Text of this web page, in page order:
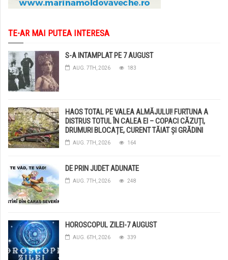
TE-AR MAI PUTEA INTERESA
S-A INTAMPLAT PE 7 AUGUST
AUG. 7TH, 2026 183
HAOS TOTAL PE VALEA ALMĂJULUI! FURTUNA A
DISTRUS TOTUL ÎN CALEA EI – COPACI CĂZUȚI,
DRUMURI BLOCAȚE, CURENT TĂIAT ȘI GRĂDINI
DISTRUSE DE GRINDINĂ!
AUG. 7TH, 2026 164
DE PRIN JUDET ADUNATE
AUG. 7TH, 2026 248
HOROSCOPUL ZILEI-7 AUGUST
AUG. 6TH, 2026 339